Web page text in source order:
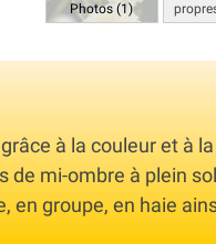
Photos (1)
à la couleur et à
de mi-ombre à plein
en groupe, en haie